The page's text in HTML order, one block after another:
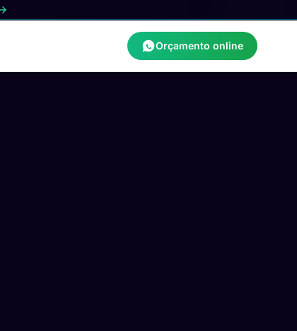
Orçamento online